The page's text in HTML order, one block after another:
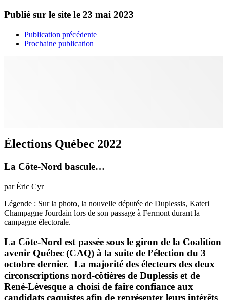
Publié sur le site le 23 mai 2023
Publication précédente
Prochaine publication
Élections Québec 2022
La Côte-Nord bascule…
par Éric Cyr
Légende : Sur la photo, la nouvelle députée de Duplessis, Kateri
Champagne Jourdain lors de son passage à Fermont durant la
campagne électorale.
La Côte-Nord est passée sous le giron de la Coalition
avenir Québec (CAQ) à la suite de l’élection du 3
octobre dernier. La majorité des électeurs des deux
circonscriptions nord-côtières de Duplessis et de
René-Lévesque a choisi de faire confiance aux
candidats caquistes afin de représenter leurs intérêts